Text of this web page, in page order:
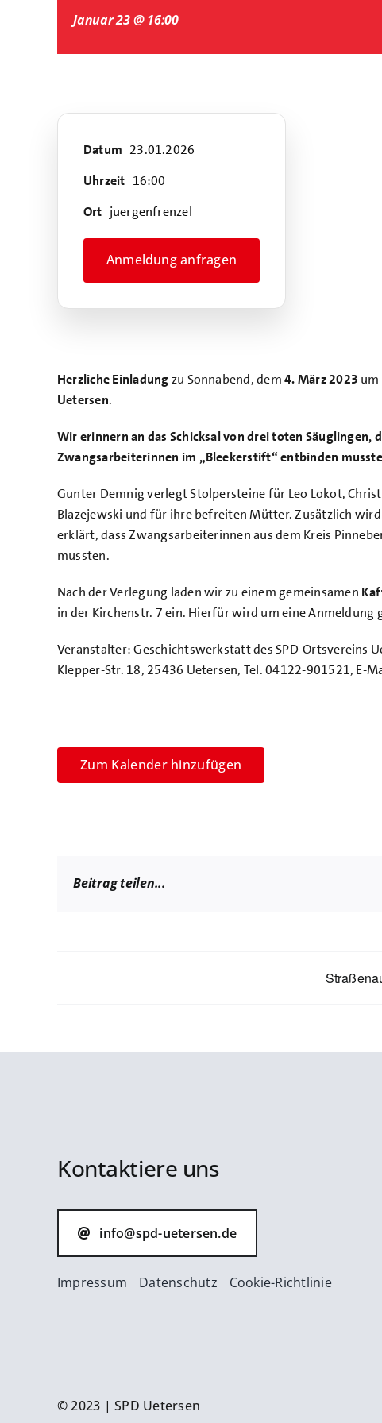
Januar 23 @ 16:00
Datum 23.01.2026
Uhrzeit 16:00
Ort juergenfrenzel
Anmeldung anfragen
Herzliche Einladungzu Sonnabend, dem4. März 2023 um
Uetersen.
Wir erinnern an das Schicksal von drei toten Säuglingen,
Zwangsarbeiterinnen im „Bleekerstift“ entbinden
Gunter Demnig verlegt Stolpersteine für Leo Lokot,
Blazejewski und für ihre befreiten Mütter. Zusätzlich
erklärt, dass Zwangsarbeiterinnen aus dem Kreis
mussten.
Nach der Verlegung laden wir zu einem gemeinsamen
in der Kirchenstr. 7 ein. Hierfür wird um eine Anmeldung
Veranstalter: Geschichtswerkstatt des SPD-Ortsvereins
Klepper-Str. 18, 25436 Uetersen, Tel. 04122-901521, E-
Zum Kalender hinzufügen
Beitrag teilen...
Kontaktiere uns
info@spd-uetersen.de
Impressum Datenschutz Cookie-Richtlinie
© 2023 | SPD Uetersen